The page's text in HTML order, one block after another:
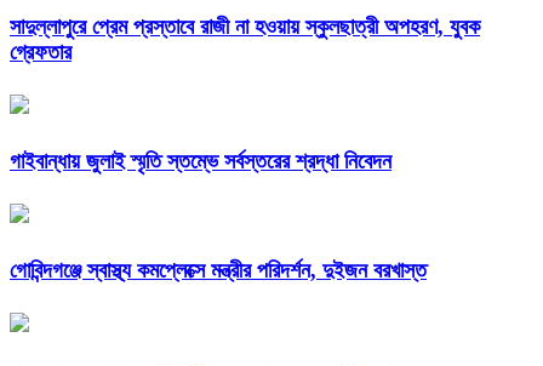
সাদুল্লাপুরে প্রেম প্রস্তাবে রাজী না হওয়ায় স্কুলছাত্রী অপহরণ, যুবক
গ্রেফতার
গাইবান্ধায় জুলাই স্মৃতি স্তম্ভে সর্বস্তরের শ্রদ্ধা নিবেদন
গোবিন্দগঞ্জে স্বাস্থ্য কমপ্লেক্সে মন্ত্রীর পরিদর্শন, দুইজন বরখাস্ত